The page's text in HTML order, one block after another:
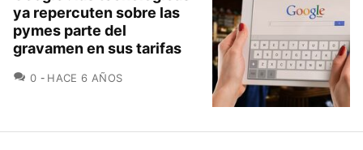
ya repercuten sobre las
pymes parte del
gravamen en sus tarifas
0 COMENTARIOS
HACE 6 AÑOS